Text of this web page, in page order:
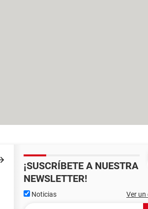
¡SUSCRÍBETE A NUESTRA
NEWSLETTER!
Noticias Ver un